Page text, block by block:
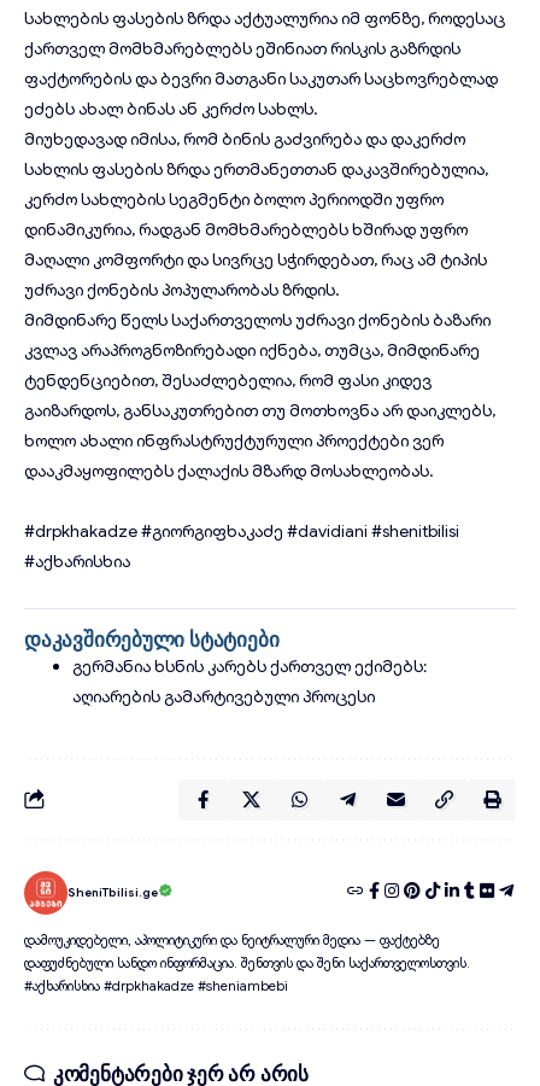
სახლების ფასების ზრდა აქტუალურია იმ ფონზე, როდესაც
ქართველ მომხმარებლებს ეშინიათ რისკის გაზრდის
ფაქტორების და ბევრი მათგანი საკუთარ საცხოვრებლად
ეძებს ახალ ბინას ან კერძო სახლს.
მიუხედავად იმისა, რომ ბინის გაძვირება და დაკერძო
სახლის ფასების ზრდა ერთმანეთთან დაკავშირებულია,
კერძო სახლების სეგმენტი ბოლო პერიოდში უფრო
დინამიკურია, რადგან მომხმარებლებს ხშირად უფრო
მაღალი კომფორტი და სივრცე სჭირდებათ, რაც ამ ტიპის
უძრავი ქონების პოპულარობას ზრდის.
მიმდინარე წელს საქართველოს უძრავი ქონების ბაზარი
კვლავ არაპროგნოზირებადი იქნება, თუმცა, მიმდინარე
ტენდენციებით, შესაძლებელია, რომ ფასი კიდევ
გაიზარდოს, განსაკუთრებით თუ მოთხოვნა არ დაიკლებს,
ხოლო ახალი ინფრასტრუქტურული პროექტები ვერ
დააკმაყოფილებს ქალაქის მზარდ მოსახლეობას.
#drpkhakadze#გიორგიფხაკაძე #davidiani #shenitbilisi
#აქხარისხია
დაკავშირებული სტატიები
გერმანია ხსნის კარებს ქართველ ექიმებს:
აღიარების გამარტივებული პროცესი
SheniTbilisi.ge
დამოუკიდებელი, აპოლიტიკური და ნეიტრალური მედია — ფაქტებზე
დაფუძნებული სანდო ინფორმაცია. შენთვის და შენი საქართველოსთვის.
#აქხარისხია #drpkhakadze #sheniambebi
კომენტარები ჯერ არ არის